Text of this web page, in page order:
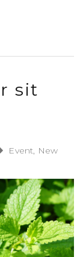
sit
Event, New